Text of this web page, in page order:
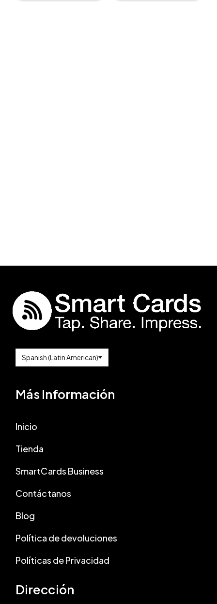
Más Información
Inicio
Tienda
SmartCards Business
Contáctanos
Blog
Política de devoluciones
Políticas de Privacidad
Dirección